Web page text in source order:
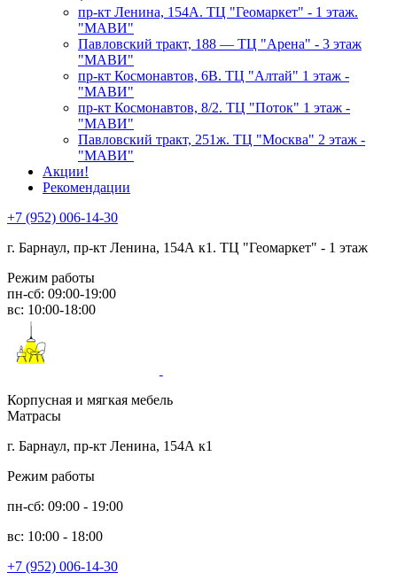
пр-кт Ленина, 154А. ТЦ "Геомаркет" - 1 этаж.
"МАВИ"
​Павловский тракт, 188 — ТЦ "Арена" - 3 этаж
"МАВИ"
пр-кт Космонавтов, 6В. ТЦ "Алтай" 1 этаж -
"МАВИ"
пр-кт Космонавтов, 8/2. ТЦ "Поток" 1 этаж -
"МАВИ"
Павловский тракт, 251ж. ТЦ "Москва" 2 этаж -
"МАВИ"
Акции!
Рекомендации
+7 (952) 006-14-30
г. Барнаул, пр-кт Ленина, 154А к1. ТЦ "Геомаркет" - 1 этаж
Режим работы
пн-сб: 09:00-19:00
вс: 10:00-18:00
Корпусная и мягкая мебель
Матрасы
г. Барнаул, пр-кт Ленина, 154А к1
Режим работы
пн-сб: 09:00 - 19:00
вс: 10:00 - 18:00
+7 (952) 006-14-30